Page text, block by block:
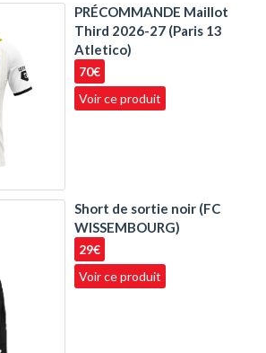
PRÉCOMMANDE Maillot
Third 2026-27 (Paris 13
Atletico)
70€
Voir ce produit
Short de sortie noir (FC
WISSEMBOURG)
29€
Voir ce produit